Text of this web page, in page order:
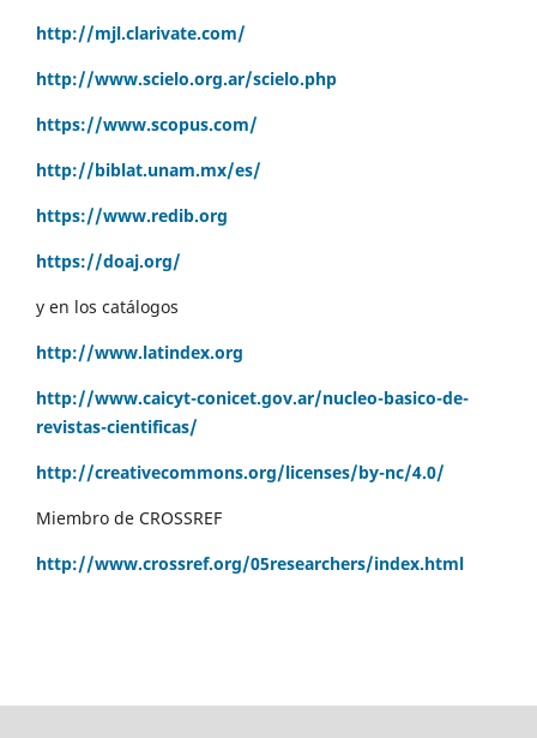
http://mjl.clarivate.com/
http://www.scielo.org.ar/scielo.php
https://www.scopus.com/
http://biblat.unam.mx/es/
https://www.redib.org
https://doaj.org/
y en los catálogos
http://www.latindex.org
http://www.caicyt-conicet.gov.ar/nucleo-basico-de-
revistas-cientificas/
http://creativecommons.org/licenses/by-nc/4.0/
Miembro de CROSSREF
http://www.crossref.org/05researchers/index.html